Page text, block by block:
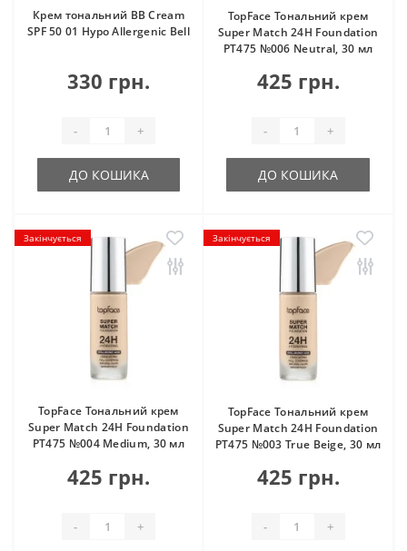
Крем тональний BB Cream
SPF 50 01 Hypo Allergenic Bell
330 грн.
- +
ДО КОШИКА
TopFace Тональний крем
Super Match 24H Foundation
PT475 №006 Neutral, 30 мл
425 грн.
- +
ДО КОШИКА
Закінчується
TopFace Тональний крем
Super Match 24H Foundation
PT475 №004 Medium, 30 мл
425 грн.
- +
Закінчується
TopFace Тональний крем
Super Match 24H Foundation
PT475 №003 True Beige, 30 мл
425 грн.
- +